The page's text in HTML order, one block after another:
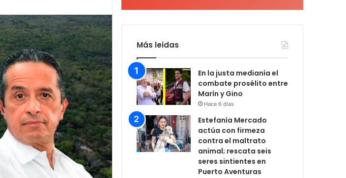
Más leidas
En la justa medianía el
combate prosélito entre
Marín y Gino
Hace 6 días
Estefanía Mercado
actúa con firmeza
contra el maltrato
animal; rescata seis
seres sintientes en
Puerto Aventuras